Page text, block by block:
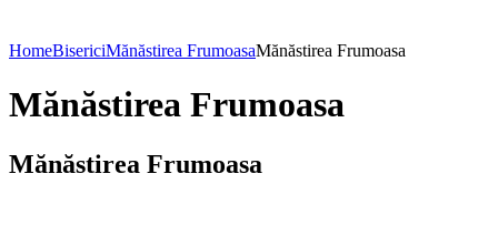
HomeBisericiMănăstirea FrumoasaMănăstirea Frumoasa
Mănăstirea Frumoasa
Mănăstirea Frumoasa